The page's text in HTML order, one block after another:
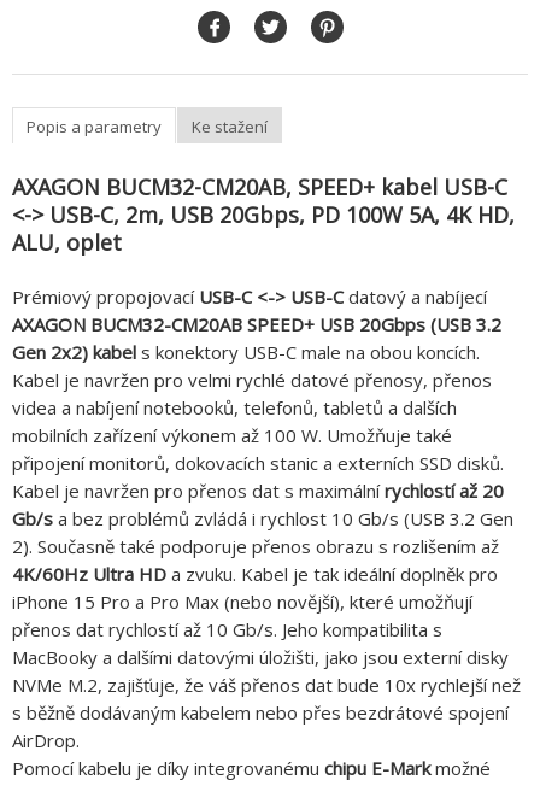
Popis a parametry Ke stažení
AXAGON BUCM32-CM20AB, SPEED+ kabel USB-C
<-> USB-C, 2m, USB 20Gbps, PD 100W 5A, 4K HD,
ALU, oplet
Prémiový propojovací USB-C <-> USB-Cdatový a nabíjecí
AXAGON BUCM32-CM20AB SPEED+ USB 20Gbps (USB 3.2
Gen 2x2) kabel s konektory USB-C male na obou koncích.
Kabel je navržen pro velmi rychlé datové přenosy, přenos
videa a nabíjení notebooků, telefonů, tabletů a dalších
mobilních zařízení výkonem až 100 W. Umožňuje také
připojení monitorů, dokovacích stanic a externích SSD disků.
Kabel je navržen pro přenos dat s maximálnírychlostí až 20
Gb/s a bez problémů zvládá i rychlost 10 Gb/s (USB 3.2 Gen
2). Současně také podporuje přenos obrazu s rozlišením až
4K/60Hz Ultra HD a zvuku. Kabel je tak ideální doplněk pro
iPhone 15 Pro a Pro Max (nebo novější), které umožňují
přenos dat rychlostí až 10 Gb/s. Jeho kompatibilita s
MacBooky a dalšími datovými úložišti, jako jsou externí disky
NVMe M.2, zajišťuje, že váš přenos dat bude 10x rychlejší než
s běžně dodávaným kabelem nebo přes bezdrátové spojení
AirDrop.
Pomocí kabelu je díky integrovanému chipu E-Markmožné